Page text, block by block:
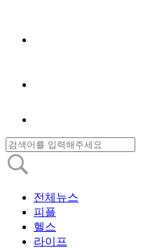
전체뉴스
피플
헬스
라이프